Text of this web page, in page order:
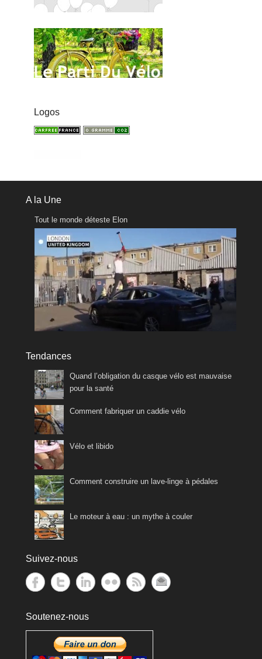
Logos
A la Une
Tout le monde déteste Elon
Tendances
Quand l’obligation du casque vélo est mauvaise
pour la santé
Comment fabriquer un caddie vélo
Vélo et libido
Comment construire un lave-linge à pédales
Le moteur à eau : un mythe à couler
Suivez-nous
Soutenez-nous